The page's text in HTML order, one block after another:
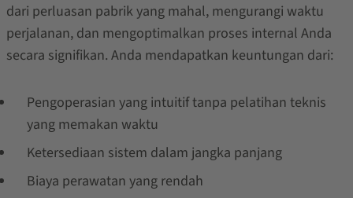
dari perluasan pabrik yang mahal, mengurangi waktu
perjalanan, dan mengoptimalkan proses internal Anda
secara signifikan. Anda mendapatkan keuntungan dari:
Pengoperasian yang intuitif tanpa pelatihan teknis
yang memakan waktu
Ketersediaan sistem dalam jangka panjang
Biaya perawatan yang rendah